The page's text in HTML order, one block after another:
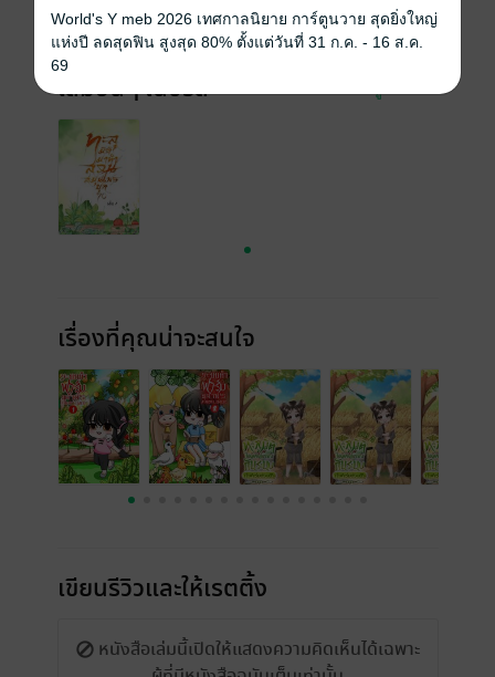
ราคาปก 219 บาท (ประหยัด 4%)
เล่มอื่นๆ ในซีรีส์
เรื่องที่คุณน่าจะสนใจ
เขียนรีวิวและให้เรตติ้ง
หนังสือเล่มนี้เปิดให้แสดงความคิดเห็นได้เฉพาะ
World's Y meb 2026 เทศกาลนิยาย การ์ตูนวาย สุดยิ่งใหญ่
แห่งปี ลดสุดฟิน สูงสุด 80% ตั้งแต่วันที่ 31 ก.ค. - 16 ส.ค.
69